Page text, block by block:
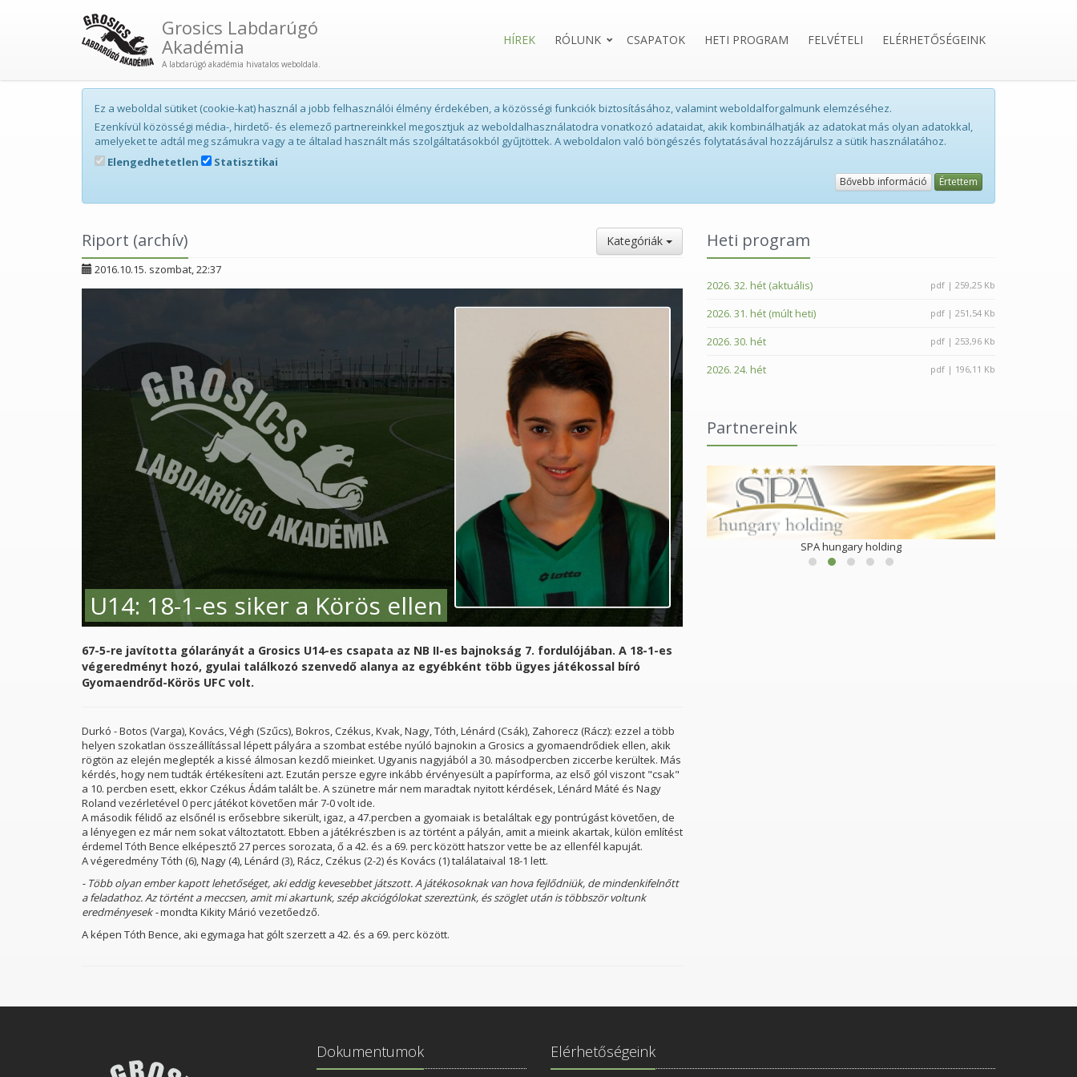
Grosics Labdarúgó
Akadémia
A labdarúgó akadémia hivatalos weboldala.
HÍREK RÓLUNK CSAPATOK HETI PROGRAM FELVÉTELI ELÉRHETŐSÉGEINK
Ez a weboldal sütiket (cookie-kat) használ a jobb felhasználói élmény érdekében, a közösségi funkciók biztosításához, valamint weboldalforgalmunk elemzéséhez.
Ezenkívül közösségi média-, hirdető- és elemező partnereinkkel megosztjuk az weboldalhasználatodra vonatkozó adataidat, akik kombinálhatják az adatokat más olyan adatokkal,
amelyeket te adtál meg számukra vagy a te általad használt más szolgáltatásokból gyűjtöttek. A weboldalon való böngészés folytatásával hozzájárulsz a sütik használatához.
Elengedhetetlen
Statisztikai
Bővebb információ Értettem
Riport (archív) Kategóriák
2016.10.15. szombat, 22:37
U14: 18-1-es siker a Körös ellen
67-5-re javította gólarányát a Grosics U14-es csapata az NB II-es bajnokság 7. fordulójában. A 18-1-es
végeredményt hozó, gyulai találkozó szenvedő alanya az egyébként több ügyes játékossal bíró
Gyomaendrőd-Körös UFC volt.
Durkó - Botos (Varga), Kovács, Végh (Szűcs), Bokros, Czékus, Kvak, Nagy, Tóth, Lénárd (Csák), Zahorecz (Rácz): ezzel a több
helyen szokatlan összeállítással lépett pályára a szombat estébe nyúló bajnokin a Grosics a gyomaendrődiek ellen, akik
rögtön az elején meglepték a kissé álmosan kezdő mieinket. Ugyanis nagyjából a 30. másodpercben ziccerbe kerültek. Más
kérdés, hogy nem tudták értékesíteni azt. Ezután persze egyre inkább érvényesült a papírforma, az első gól viszont "csak"
a 10. percben esett, ekkor Czékus Ádám talált be. A szünetre már nem maradtak nyitott kérdések, Lénárd Máté és Nagy
Roland vezérletével 0 perc játékot követően már 7-0 volt ide.
A második félidő az elsőnél is erősebbre sikerült, igaz, a 47.percben a gyomaiak is betaláltak egy pontrúgást követően, de
a lényegen ez már nem sokat változtatott. Ebben a játékrészben is az történt a pályán, amit a mieink akartak, külön említést
érdemel Tóth Bence elképesztő 27 perces sorozata, ő a 42. és a 69. perc között hatszor vette be az ellenfél kapuját.
A végeredmény Tóth (6), Nagy (4), Lénárd (3), Rácz, Czékus (2-2) és Kovács (1) találataival 18-1 lett.
- Több olyan ember kapott lehetőséget, aki eddig kevesebbet játszott. A játékosoknak van hova fejlődniük, de mindenkifelnőtt
a feladathoz. Az történt a meccsen, amit mi akartunk, szép akciógólokat szereztünk, és szöglet után is többször voltunk
eredményesek -mondta Kikity Márió vezetőedző.
A képen Tóth Bence, aki egymaga hat gólt szerzett a 42. és a 69. perc között.
Heti program
2026. 32. hét (aktuális) pdf | 259,25 Kb
2026. 31. hét (múlt heti) pdf | 251,54 Kb
2026. 30. hét pdf | 253,96 Kb
2026. 24. hét pdf | 196,11 Kb
Partnereink
Göndöcs Benedek Középiskola Szakiskola és Kollégiumai Karácsonyi János Római Katolikus Gimnázium SPA hungary holding
Dokumentumok Elérhetőségeink